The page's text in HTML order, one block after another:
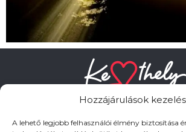
Hozzájárulások
A lehető legjobb felhasználói élmény biztosítása